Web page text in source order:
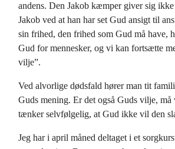
andens. Den Jakob kæmper giver sig
Jakob ved at han har set Gud ansigt til
sin frihed, den frihed som Gud må have,
Gud for mennesker, og vi kan fortsætte
vilje”.
Ved alvorlige dødsfald hører man tit
Guds mening. Er det også Guds vilje, må
tænker selvfølgelig, at Gud ikke vil den
Jeg har i april måned deltaget i et